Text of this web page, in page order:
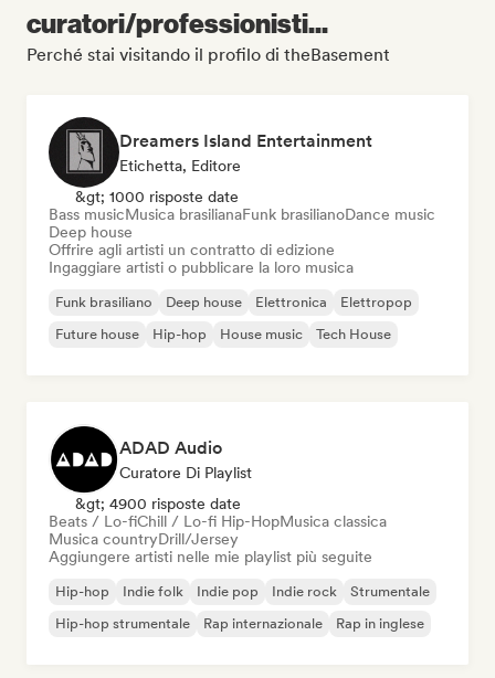
curatori/professionisti...
Perché stai visitando il profilo di theBasement
Dreamers Island Entertainment
Etichetta, Editore
&gt; 1000 risposte date
Bass musicMusica brasilianaFunk brasilianoDance music
Deep house
Offrire agli artisti un contratto di edizione
Ingaggiare artisti o pubblicare la loro musica
Funk brasiliano Deep house Elettronica
Elettropop
Future house
Hip-hop House music Tech House
ADAD Audio
Curatore Di Playlist
&gt; 4900 risposte date
Beats / Lo-fiChill / Lo-fi Hip-HopMusica classica
Musica countryDrill/Jersey
Aggiungere artisti nelle mie playlist più seguite
Hip-hop Indie folk Indie pop Indie rock
Strumentale
Hip-hop strumentale
Rap internazionale Rap in inglese